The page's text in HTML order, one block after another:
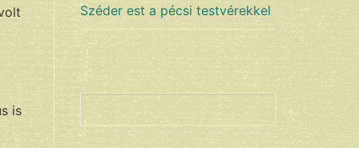
is
Széder est a pécsi testvérekkel